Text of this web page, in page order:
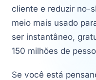
cliente e reduzir no-
meio mais usado
ser instantâneo,
150 milhões de
Se você está